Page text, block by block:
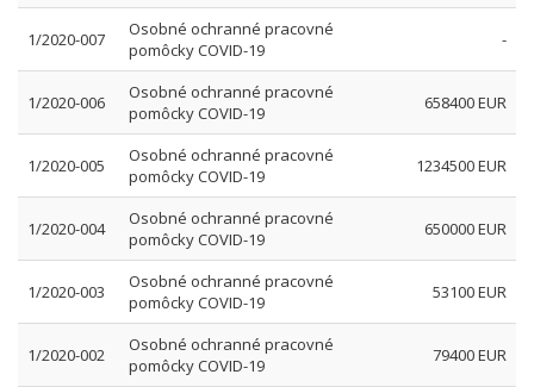
1/2020-007
Osobné ochranné pracovné
pomôcky COVID-19
-
1/2020-006
Osobné ochranné pracovné
pomôcky COVID-19
658400 EUR
1/2020-005
Osobné ochranné pracovné
pomôcky COVID-19
1234500 EUR
1/2020-004
Osobné ochranné pracovné
pomôcky COVID-19
650000 EUR
1/2020-003
Osobné ochranné pracovné
pomôcky COVID-19
53100 EUR
1/2020-002
Osobné ochranné pracovné
pomôcky COVID-19
79400 EUR